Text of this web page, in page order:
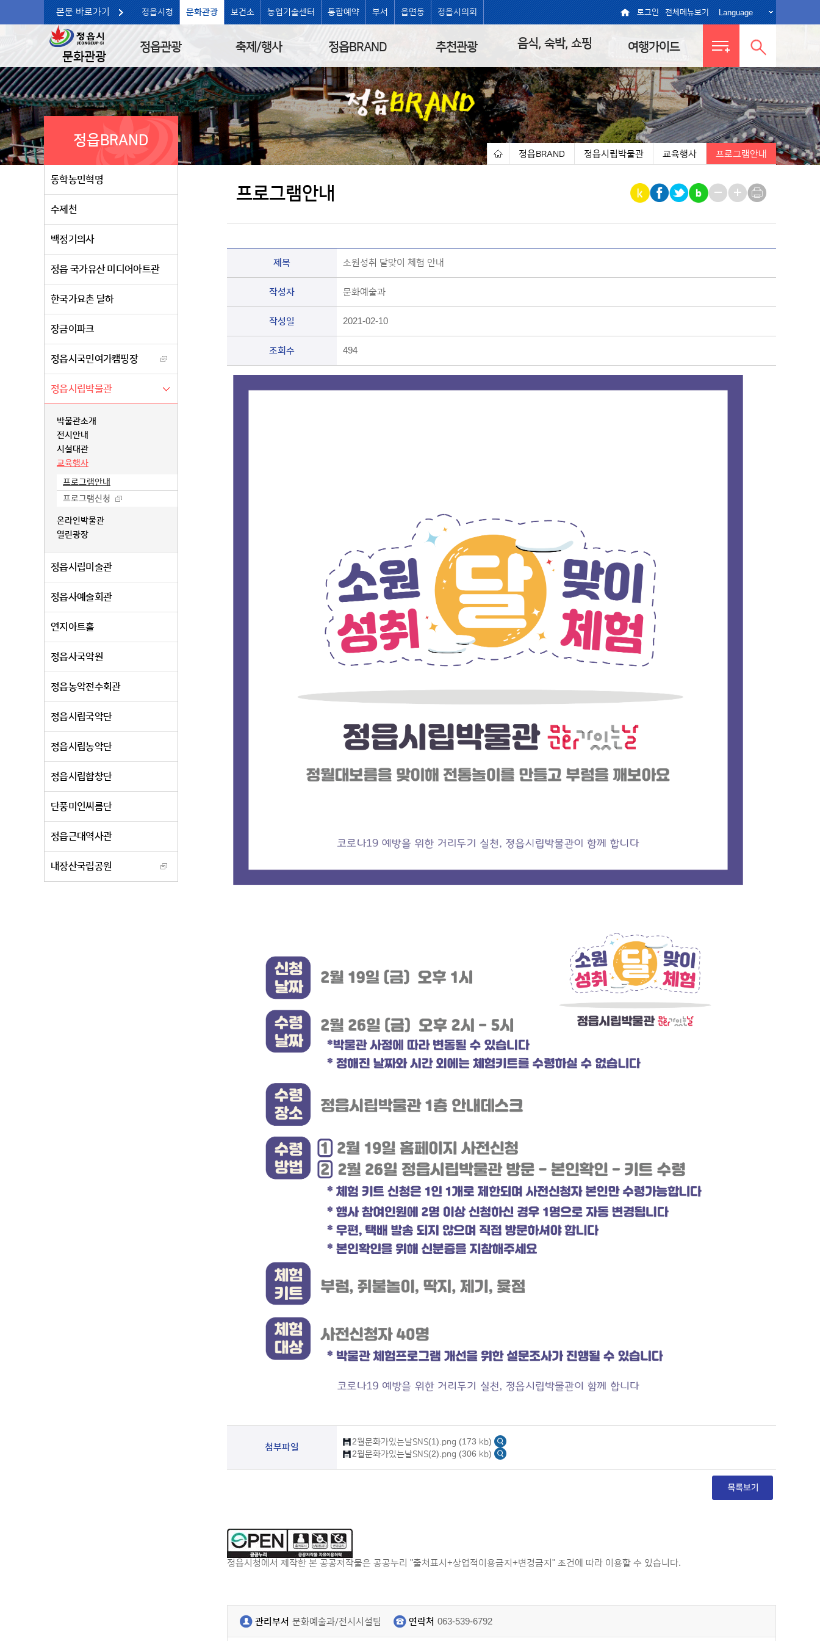
본문 바로가기 정읍시청 문화관광 보건소 농업기술센터 통합예약 부서 읍면동 정읍시의회 로그인 전체메뉴보기 Language
문화관광
정읍관광 축제/행사 정읍BRAND 추천관광 음식, 숙박, 쇼핑 여행가이드
전체메뉴
보기
통합검색
열기
정읍BRAND
동학농민혁명
수제천
백정기의사
정읍 국가유산 미디어아트관
한국가요촌 달하
장금이파크
정읍시국민여가캠핑장
정읍시립박물관
박물관소개
전시안내
시설대관
교육행사
프로그램안내
프로그램신청
온라인박물관
열린광장
정읍시립미술관
정읍사예술회관
연지아트홀
정읍사국악원
정읍농악전수회관
정읍시립국악단
정읍시립농악단
정읍시립합창단
단풍미인씨름단
정읍근대역사관
내장산국립공원
정읍BRAND 정읍시립박물관 교육행사 프로그램안내
프로그램안내
제목 소원성취 달맞이 체험 안내
작성자 문화예술과
작성일 2021-02-10
조회수 494
첨부파일
2월문화가있는날SNS(1).png (173 kb)
2월문화가있는날SNS(2).png (306 kb)
정읍시청에서 제작한 본 공공저작물은 공공누리 "출처표시+상업적이용금지+변경금지" 조건에 따라 이용할 수 있습니다.
관리부서 문화예술과/전시시설팀 연락처 063-539-6792